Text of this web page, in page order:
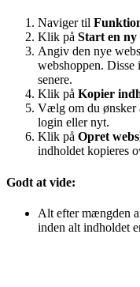
Naviger til
Klik på Start en ny
Angiv den nye
webshoppen.
senere.
Klik på Kopier
Vælg om du ønsker
login eller nyt.
Klik på Opret
indholdet kopieres
Godt at vide:
Alt efter mængden
inden alt indholdet